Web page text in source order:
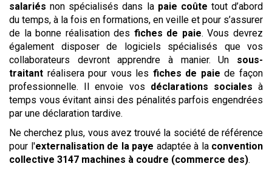
salariés non spécialisés dans la paie coûte tout d’abord
du temps, à la fois en formations, en veille et pour s’assurer
de la bonne réalisation des fiches de paie. Vous devrez
également disposer de logiciels spécialisés que vos
collaborateurs devront apprendre à manier. Un sous-
traitant réalisera pour vous les fiches de paie de façon
professionnelle. Il envoie vos déclarations sociales à
temps vous évitant ainsi des pénalités parfois engendrées
par une déclaration tardive.
Ne cherchez plus, vous avez trouvé la société de référence
pour l'externalisation de la paye adaptée à la convention
collective 3147 machines à coudre (commerce des).